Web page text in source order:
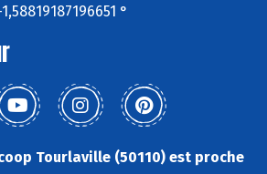
°
Tourlaville (50110) est proche